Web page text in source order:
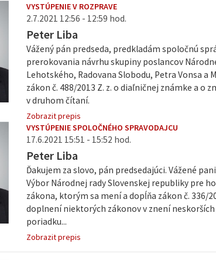
VYSTÚPENIE V ROZPRAVE
2.7.2021 12:56 - 12:59 hod.
Peter Liba
Vážený pán predseda, predkladám spoločnú
prerokovania návrhu skupiny poslancov
Lehotského, Radovana Slobodu, Petra Vonsa a
zákon č. 488/2013 Z. z. o diaľničnej známke a o
v druhom čítaní.
Zobrazit prepis
VYSTÚPENIE SPOLOČNÉHO SPRAVODAJCU
17.6.2021 15:51 - 15:52 hod.
Peter Liba
Ďakujem za slovo, pán predsedajúci. Vážené
Výbor Národnej rady Slovenskej republiky pre
zákona, ktorým sa mení a dopĺňa zákon č. 336/
doplnení niektorých zákonov v znení neskorších
poriadku...
Zobrazit prepis